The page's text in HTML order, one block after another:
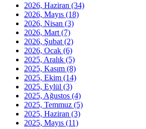
2026, Haziran (34)
2026, Mayıs (18)
2026, Nisan (3)
2026, Mart (7)
2026, Şubat (2)
2026, Ocak (6)
2025, Aralık (5)
2025, Kasım (8)
2025, Ekim (14)
2025, Eylül (3)
2025, Ağustos (4)
2025, Temmuz (5)
2025, Haziran (3)
2025, Mayıs (11)